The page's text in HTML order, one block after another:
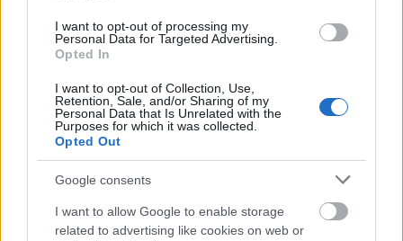
I want to opt-out of processing my
Personal Data for Targeted Advertising.
Opted In
I want to opt-out of Collection, Use,
Retention, Sale, and/or Sharing of my
Personal Data that Is Unrelated with the
Purposes for which it was collected.
Opted Out
Google consents
I want to allow Google to enable storage
related to advertising like cookies on web or